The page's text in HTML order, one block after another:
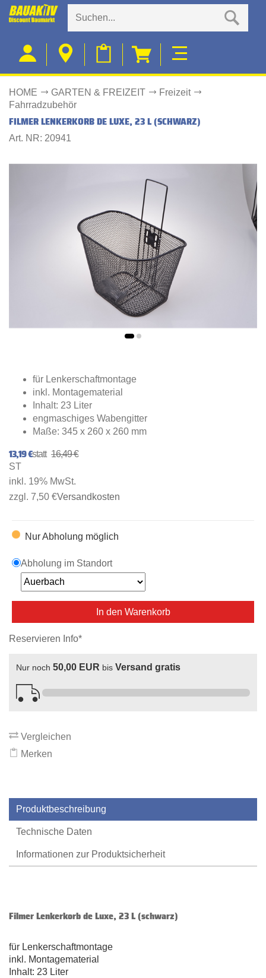
HOME GARTEN & FREIZEIT
Freizeit
Fahrradzubehör
FILMER LENKERKORB DE LUXE, 23 L (SCHWARZ)
Art. NR: 20941
für Lenkerschaftmontage
inkl. Montagematerial
Inhalt: 23 Liter
engmaschiges Wabengitter
Maße: 345 x 260 x 260 mm
16,49 €
13,19 €
ST
inkl. 19% MwSt.
zzgl. 7,50 €Versandkosten
Nur Abholung möglich
Abholung im Standort
In den Warenkorb
Reservieren Info*
Nur noch 50,00 EUR bis Versand gratis
Vergleichen
Merken
Produktbeschreibung
Technische Daten
Informationen zur Produktsicherheit
Filmer Lenkerkorb de Luxe, 23 L (schwarz)
für Lenkerschaftmontage
inkl. Montagematerial
Inhalt: 23 Liter